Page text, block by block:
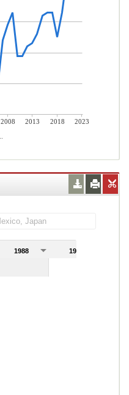
2008 2013 2018
2023
1988 1989